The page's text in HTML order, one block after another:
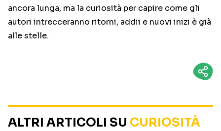
ancora lunga, ma la curiosità per capire come gli
autori intrecceranno ritorni, addii e nuovi inizi è già
alle stelle.
ALTRI ARTICOLI SU CURIOSITÀ